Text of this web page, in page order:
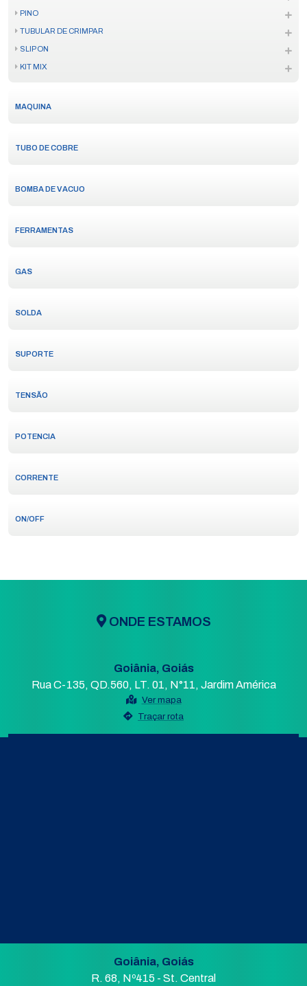
PINO
TUBULAR DE CRIMPAR
SLIP ON
KIT MIX
MAQUINA
TUBO DE COBRE
BOMBA DE VACUO
FERRAMENTAS
GAS
SOLDA
SUPORTE
TENSÃO
POTENCIA
CORRENTE
ON/OFF
ONDE ESTAMOS
Goiânia, Goiás
Rua C-135, QD.560, LT. 01, N°11, Jardim América
Ver mapa
Traçar rota
Goiânia, Goiás
R. 68, Nº415 - St. Central